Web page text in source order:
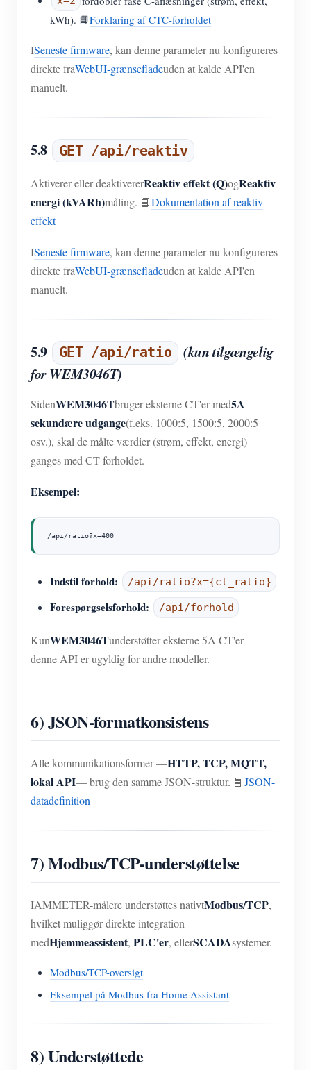
kWh). 📘Forklaring af CTC-forholdet
ISeneste firmware, kan denne parameter nu konfigureres
direkte fraWebUI-grænsefladeuden at kalde API'en
manuelt.
5.8 GET /api/reaktiv
Aktiverer eller deaktivererReaktiv effekt (Q)ogReaktiv
energi (kVARh)måling. 📘Dokumentation af reaktiv
effekt
ISeneste firmware, kan denne parameter nu konfigureres
direkte fraWebUI-grænsefladeuden at kalde API'en
manuelt.
5.9 GET /api/ratio
(kun tilgængelig
for WEM3046T)
SidenWEM3046Tbruger eksterne CT'er med5A
sekundære udgange(f.eks. 1000:5, 1500:5, 2000:5
osv.), skal de målte værdier (strøm, effekt, energi)
ganges med CT-forholdet.
Eksempel:
/api/ratio?x=400
Indstil forhold: /api/ratio?x={ct_ratio}
Forespørgselsforhold: /api/forhold
KunWEM3046Tunderstøtter eksterne 5A CT'er —
denne API er ugyldig for andre modeller.
6) JSON-formatkonsistens
Alle kommunikationsformer —HTTP, TCP, MQTT,
lokal API— brug den samme JSON-struktur. 📘JSON-
datadefinition
7) Modbus/TCP-understøttelse
IAMMETER-målere understøttes nativtModbus/TCP,
hvilket muliggør direkte integration
medHjemmeassistent, PLC'er, ellerSCADAsystemer.
Modbus/TCP-oversigt
Eksempel på Modbus fra Home Assistant
8) Understøttede